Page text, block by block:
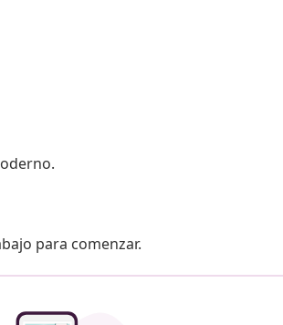
para comenzar.